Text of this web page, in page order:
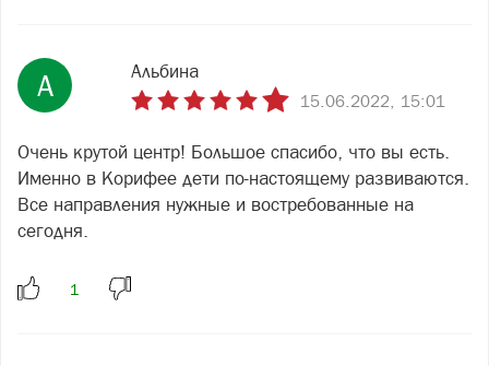
А Альбина
15.06.2022, 15:01
Очень крутой центр! Большое спасибо, что вы есть.
Именно в Корифее дети по-настоящему развиваются.
Все направления нужные и востребованные на
сегодня.